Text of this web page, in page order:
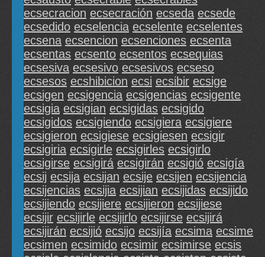
ecsecracion ecsecración ecseda ecsede
ecsedido ecselencia ecselente ecselentes
ecsena ecsencion ecsenciones ecsenta
ecsentas ecsento ecsentos ecsequias
ecsesiva ecsesivo ecsesivos ecseso
ecsesos ecshibicion ecsi ecsibir ecsige
ecsigen ecsigencia ecsigencias ecsigente
ecsigia ecsigian ecsigidas ecsigido
ecsigidos ecsigiendo ecsigiera ecsigiere
ecsigieron ecsigiese ecsigiesen ecsigir
ecsigiria ecsigirle ecsigirles ecsigirlo
ecsigirse ecsigirá ecsigirán ecsigió ecsigía
ecsij ecsija ecsijan ecsije ecsijen ecsijencia
ecsijencias ecsijia ecsijian ecsijidas ecsijido
ecsijiendo ecsijiere ecsijieron ecsijiese
ecsijir ecsijirle ecsijirlo ecsijirse ecsijirá
ecsijirán ecsijió ecsijo ecsijía ecsima ecsime
ecsimen ecsimido ecsimir ecsimirse ecsis